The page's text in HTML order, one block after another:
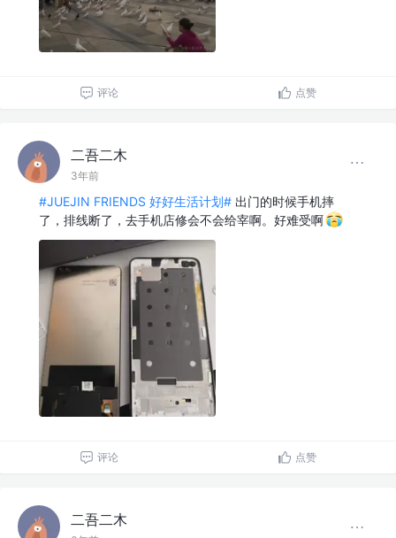
评论 点赞
二吾二木
3年前
#JUEJIN FRIENDS 好好生活计划# 出门的时候手机摔
了，排线断了，去手机店修会不会给宰啊。好难受啊
评论 点赞
二吾二木